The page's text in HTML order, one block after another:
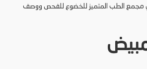
مجمع الطب المتميز للخضوع للفحص ووصف